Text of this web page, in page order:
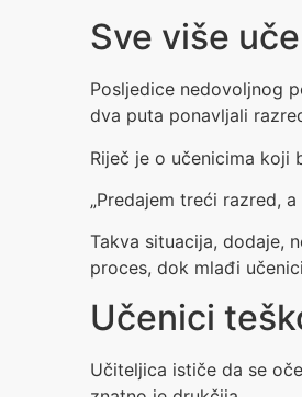
Sve više
Posljedice nedovoljnog
dva puta ponavljali
Riječ je o učenicima koji
„Predajem treći razred,
Takva situacija, dodaje,
proces, dok mlađi
Učenici
Učiteljica ističe da se